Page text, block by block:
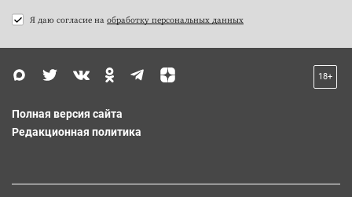
Я даю согласие на обработку персональных данных
18+
Полная версия сайта
Редакционная политика